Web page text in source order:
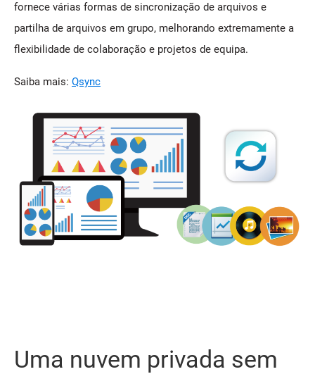
fornece várias formas de sincronização de arquivos e
partilha de arquivos em grupo, melhorando extremamente a
flexibilidade de colaboração e projetos de equipa.
Saiba mais: Qsync
Uma nuvem privada sem